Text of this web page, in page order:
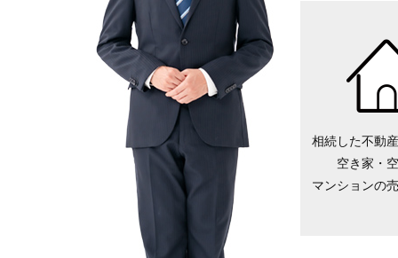
相続した不動
空き家・
マンションの